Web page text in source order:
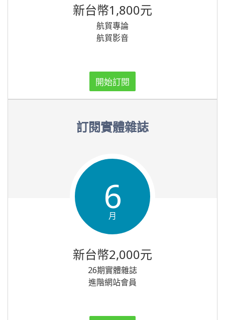
新台幣1,800元
航貿專論
航貿影音
開始訂閱
訂閱實體雜誌
6
月
新台幣2,000元
26期實體雜誌
進階網站會員